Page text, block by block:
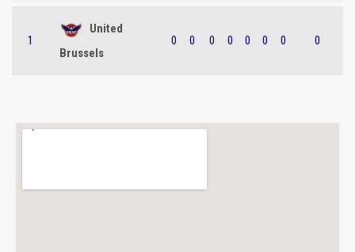
1
United
Brussels
0 0 0 0 0 0 0 0